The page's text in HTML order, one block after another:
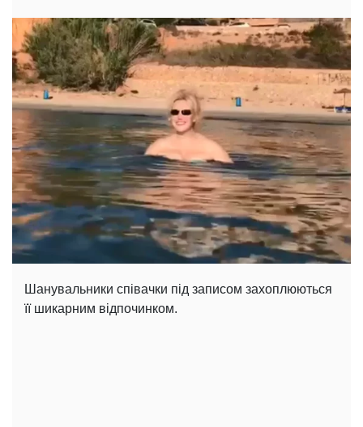
Шанувальники співачки під записом захоплюються
її шикарним відпочинком.